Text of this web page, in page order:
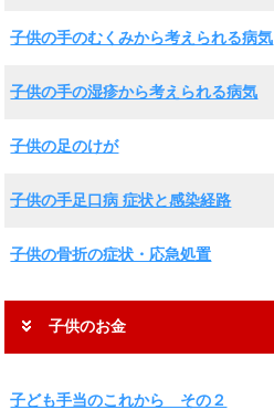
子供の手のむくみから考えられる病気
子供の手の湿疹から考えられる病気
子供の足のけが
子供の手足口病 症状と感染経路
子供の骨折の症状・応急処置
子供のお金
子ども手当のこれから その２